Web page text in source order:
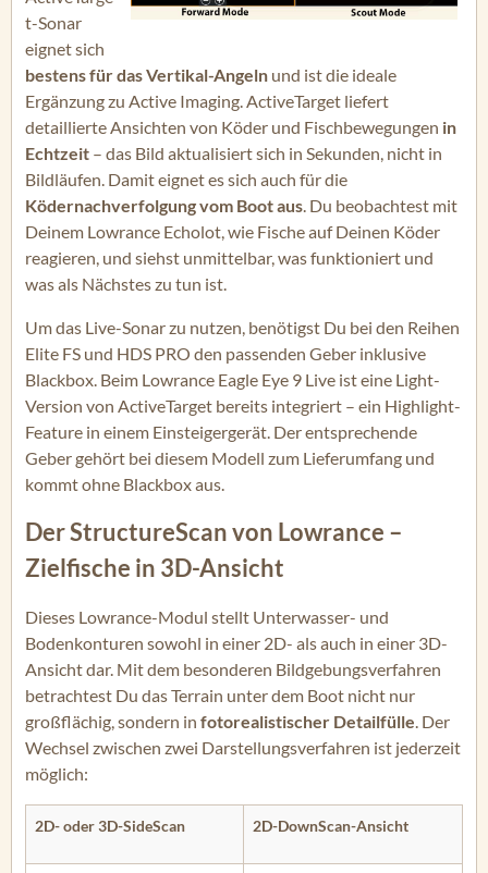
t-Sonar
eignet sich
bestens für das Vertikal-Angeln und ist die ideale
Ergänzung zu Active Imaging. ActiveTarget liefert
detaillierte Ansichten von Köder und Fischbewegungen in
Echtzeit – das Bild aktualisiert sich in Sekunden, nicht in
Bildläufen. Damit eignet es sich auch für die
Ködernachverfolgung vom Boot aus. Du beobachtest mit
Deinem Lowrance Echolot, wie Fische auf Deinen Köder
reagieren, und siehst unmittelbar, was funktioniert und
was als Nächstes zu tun ist.
Um das Live-Sonar zu nutzen, benötigst Du bei den Reihen
Elite FS und HDS PRO den passenden Geber inklusive
Blackbox. Beim Lowrance Eagle Eye 9 Live ist eine Light-
Version von ActiveTarget bereits integriert – ein Highlight-
Feature in einem Einsteigergerät. Der entsprechende
Geber gehört bei diesem Modell zum Lieferumfang und
kommt ohne Blackbox aus.
Der StructureScan von Lowrance –
Zielfische in 3D-Ansicht
Dieses Lowrance-Modul stellt Unterwasser- und
Bodenkonturen sowohl in einer 2D- als auch in einer 3D-
Ansicht dar. Mit dem besonderen Bildgebungsverfahren
betrachtest Du das Terrain unter dem Boot nicht nur
großflächig, sondern in fotorealistischer Detailfülle. Der
Wechsel zwischen zwei Darstellungsverfahren ist jederzeit
möglich:
2D- oder 3D-SideScan 2D-DownScan-Ansicht